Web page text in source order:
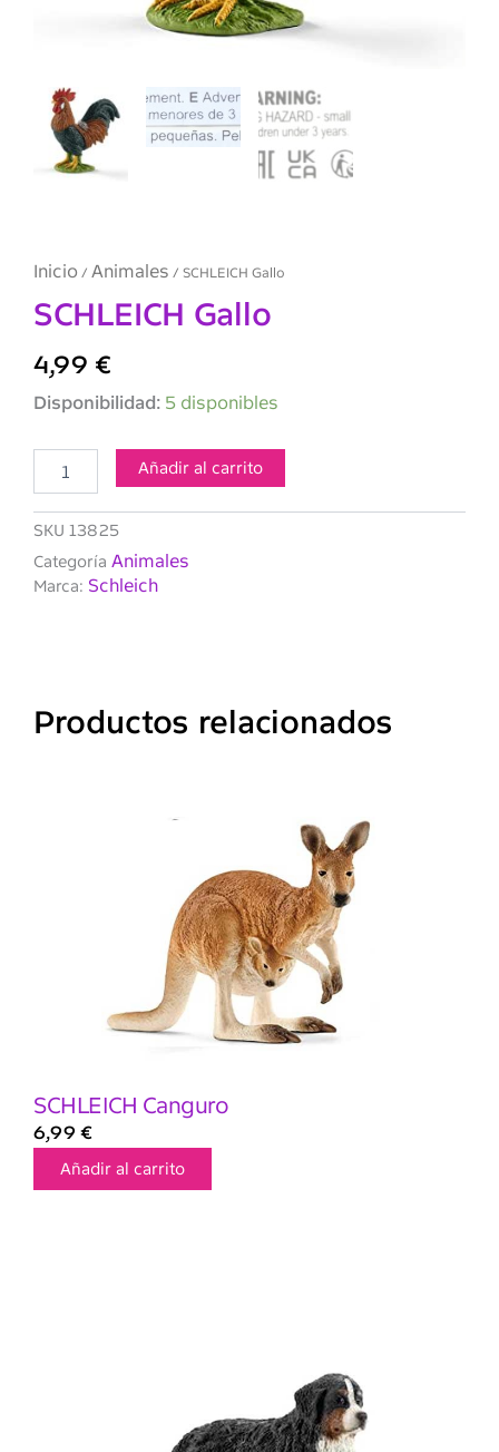
Inicio / Animales / SCHLEICH Gallo
SCHLEICH Gallo
4,99 €
Disponibilidad: 5 disponibles
SCHLEICH
Añadir al carrito
SKU 13825
Categoría Animales
Marca: Schleich
Productos relacionados
SCHLEICH Canguro
6,99 €
Añadir al carrito